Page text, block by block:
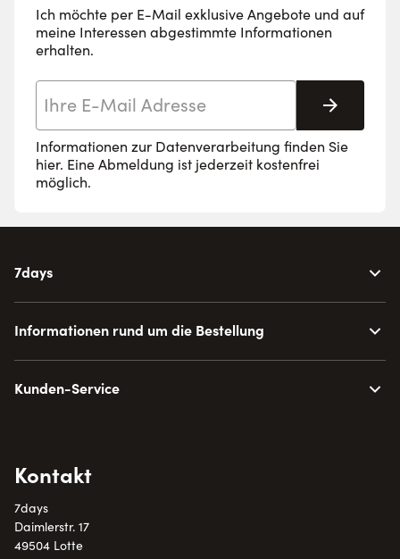
Ich möchte per E-Mail exklusive Angebote und auf
meine Interessen abgestimmte Informationen
erhalten.
Informationen zur Datenverarbeitung finden Sie
hier. Eine Abmeldung ist jederzeit kostenfrei
möglich.
7days
Informationen rund um die Bestellung
Kunden-Service
Kontakt
7days
Daimlerstr. 17
49504 Lotte